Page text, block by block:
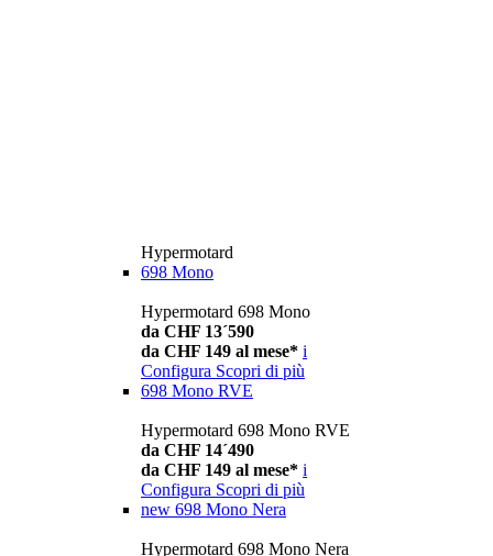
Hypermotard
698 Mono
Hypermotard 698 Mono
da CHF 13´590
da CHF 149 al mese* i
Configura Scopri di più
698 Mono RVE
Hypermotard 698 Mono RVE
da CHF 14´490
da CHF 149 al mese* i
Configura Scopri di più
new 698 Mono Nera
Hypermotard 698 Mono Nera